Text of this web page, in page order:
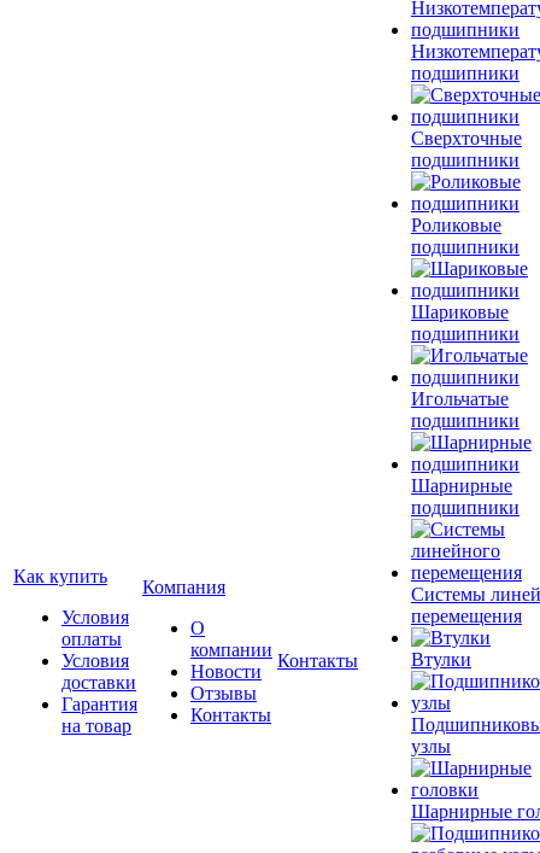
Как купить
Условия
оплаты
Условия
доставки
Гарантия
на товар
Компания
О
компании
Новости
Отзывы
Контакты
Контакты
подшипники
Сверхточные
подшипники
Роликовые
подшипники
Шариковые
подшипники
Игольчатые
подшипники
Шарнирные
подшипники
Системы
перемещения
Втулки
узлы
Шарнирные